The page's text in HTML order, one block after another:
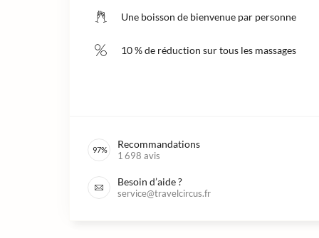
Une boisson de bienvenue par personne
10 % de réduction sur tous les massages
97% Recommandations
1 698 avis
Besoin d’aide ?
service@travelcircus.fr